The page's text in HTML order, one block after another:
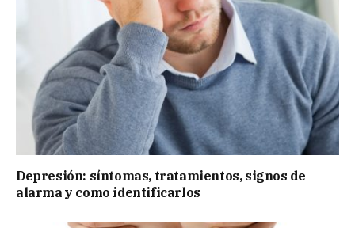
Depresión: síntomas, tratamientos, signos de
alarma y como identificarlos